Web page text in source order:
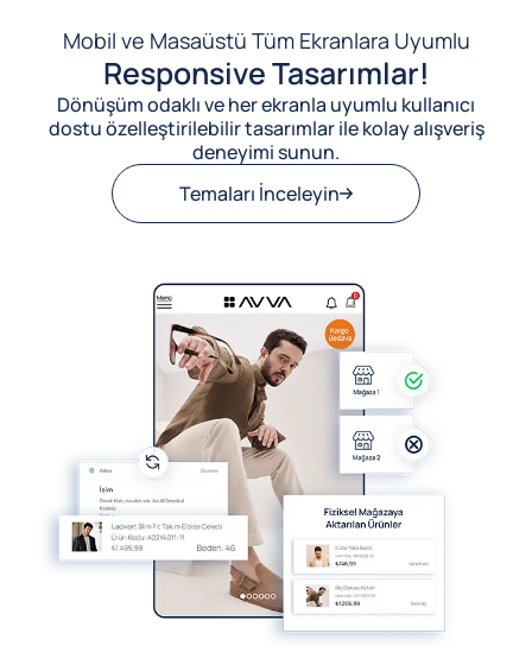
Mobil ve Masaüstü Tüm Ekranlara Uyumlu
Responsive Tasarımlar!
Dönüşüm odaklı ve her ekranla uyumlu kullanıcı
dostu özelleştirilebilir tasarımlar ile kolay alışveriş
deneyimi sunun.
Temaları İnceleyin